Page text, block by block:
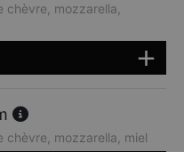
mozzarella,
chèvre, mozzarella, miel